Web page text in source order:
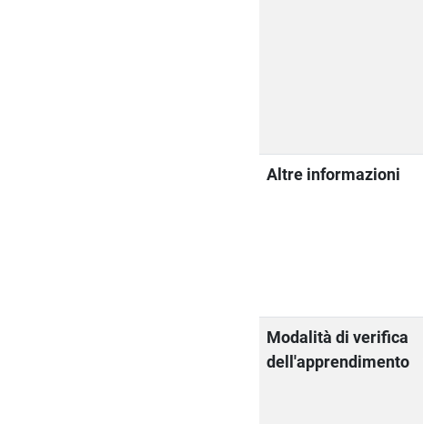
Altre informazioni
Modalità di verifica
dell'apprendimento